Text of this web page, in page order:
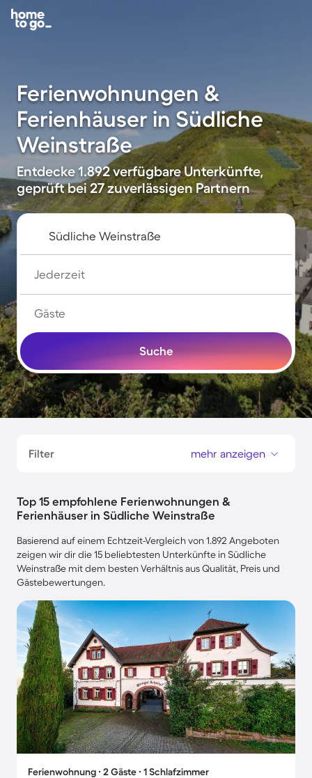
Ferienwohnungen &
Ferienhäuser in Südliche
Weinstraße
Entdecke 1.892 verfügbare Unterkünfte,
geprüft bei 27 zuverlässigen Partnern
Jederzeit
Gäste
Suche
Filter mehr anzeigen
Top 15 empfohlene Ferienwohnungen &
Ferienhäuser in Südliche Weinstraße
Basierend auf einem Echtzeit-Vergleich von 1.892 Angeboten
zeigen wir dir die 15 beliebtesten Unterkünfte in Südliche
Weinstraße mit dem besten Verhältnis aus Qualität, Preis und
Gästebewertungen.
Ferienwohnung ∙ 2 Gäste ∙ 1 Schlafzimmer